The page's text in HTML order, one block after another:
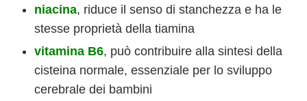
niacina, riduce il senso di stanchezza e ha le
stesse proprietà della tiamina
vitamina B6, può contribuire alla sintesi della
cisteina normale, essenziale per lo sviluppo
cerebrale dei bambini